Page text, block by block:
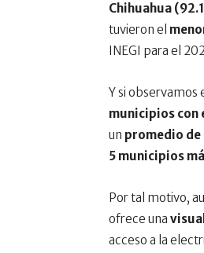
Chihuahua
tuvieron el
INEGI para el
Y si observamos
municipios con
un promedio
5 municipios
Por tal motivo,
ofrece una
acceso a la